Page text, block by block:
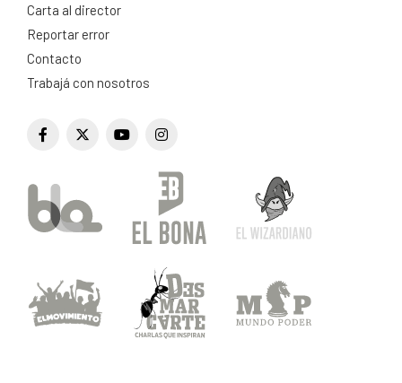
Carta al director
Reportar error
Contacto
Trabajá con nosotros